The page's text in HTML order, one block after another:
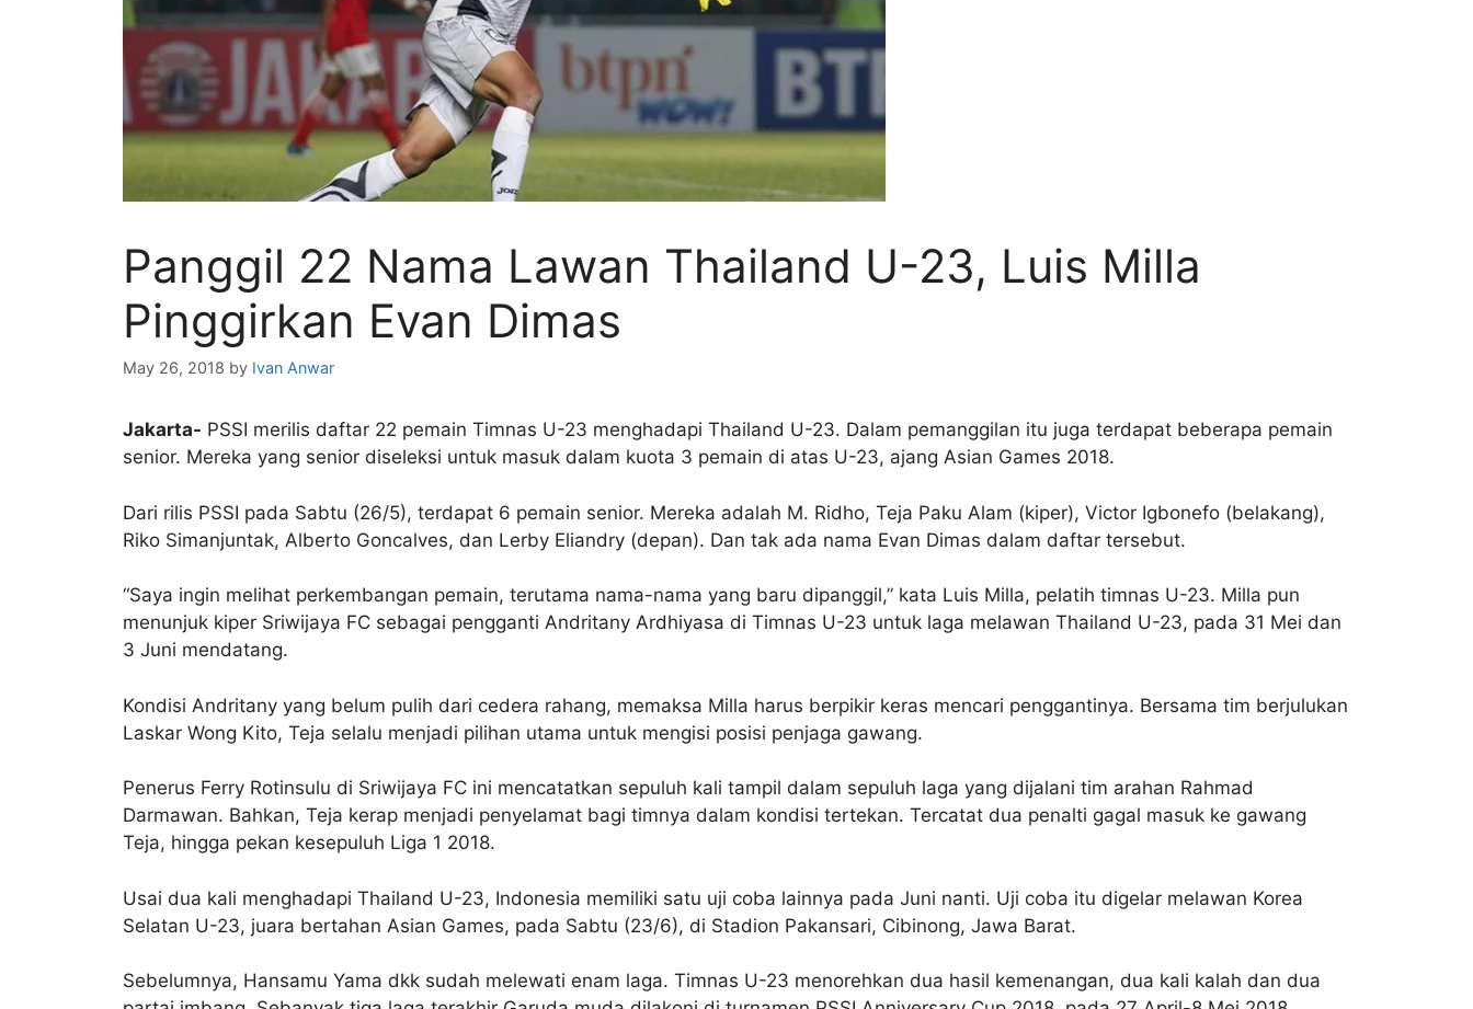
Panggil 22 Nama Lawan Thailand U-23, Luis Milla
Pinggirkan Evan Dimas
May 26, 2018 by Ivan Anwar
Jakarta- PSSI merilis daftar 22 pemain Timnas U-23 menghadapi Thailand U-23. Dalam pemanggilan itu juga terdapat beberapa pemain
senior. Mereka yang senior diseleksi untuk masuk dalam kuota 3 pemain di atas U-23, ajang Asian Games 2018.
Dari rilis PSSI pada Sabtu (26/5), terdapat 6 pemain senior. Mereka adalah M. Ridho, Teja Paku Alam (kiper), Victor Igbonefo (belakang),
Riko Simanjuntak, Alberto Goncalves, dan Lerby Eliandry (depan). Dan tak ada nama Evan Dimas dalam daftar tersebut.
“Saya ingin melihat perkembangan pemain, terutama nama-nama yang baru dipanggil,” kata Luis Milla, pelatih timnas U-23. Milla pun
menunjuk kiper Sriwijaya FC sebagai pengganti Andritany Ardhiyasa di Timnas U-23 untuk laga melawan Thailand U-23, pada 31 Mei dan
3 Juni mendatang.
Kondisi Andritany yang belum pulih dari cedera rahang, memaksa Milla harus berpikir keras mencari penggantinya. Bersama tim berjulukan
Laskar Wong Kito, Teja selalu menjadi pilihan utama untuk mengisi posisi penjaga gawang.
Penerus Ferry Rotinsulu di Sriwijaya FC ini mencatatkan sepuluh kali tampil dalam sepuluh laga yang dijalani tim arahan Rahmad
Darmawan. Bahkan, Teja kerap menjadi penyelamat bagi timnya dalam kondisi tertekan. Tercatat dua penalti gagal masuk ke gawang
Teja, hingga pekan kesepuluh Liga 1 2018.
Usai dua kali menghadapi Thailand U-23, Indonesia memiliki satu uji coba lainnya pada Juni nanti. Uji coba itu digelar melawan Korea
Selatan U-23, juara bertahan Asian Games, pada Sabtu (23/6), di Stadion Pakansari, Cibinong, Jawa Barat.
Sebelumnya, Hansamu Yama dkk sudah melewati enam laga. Timnas U-23 menorehkan dua hasil kemenangan, dua kali kalah dan dua